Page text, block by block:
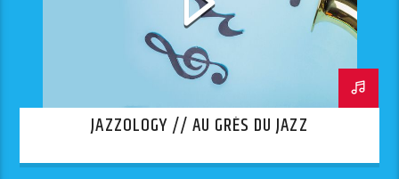
JAZZOLOGY // AU GRÈS DU JAZZ